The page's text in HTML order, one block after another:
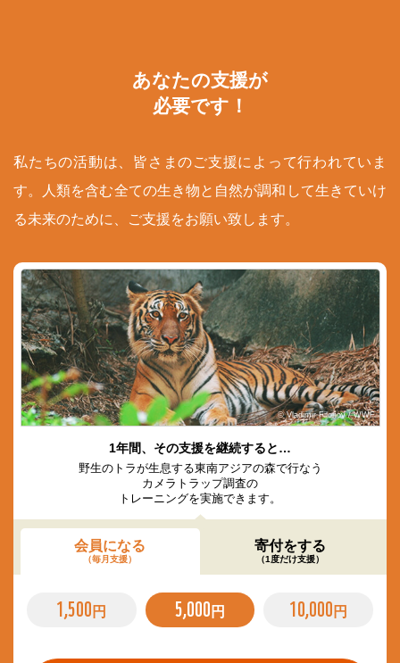
あなたの支援が
必要です！
私たちの活動は、皆さまのご支援によって行われていま
す。人類を含む全ての生き物と自然が調和して生きていけ
る未来のために、ご支援をお願い致します。
© Vladimir Filonov / WWF
1年間、その支援を継続すると…
野生のトラが生息する東南アジアの森で行なう
カメラトラップ調査の
トレーニングを実施できます。
会員になる
（毎月支援）
寄付をする
（1度だけ支援）
1,500 円 5,000 円 10,000 円